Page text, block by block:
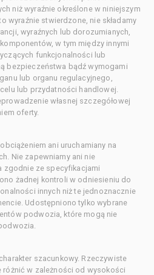
niż wyraźnie określone w niniejszym
wyraźnie stwierdzone, nie składamy
wyraźnych lub dorozumianych,
w tym między innymi
funkcjonalności lub
bezpieczeństwa bądź wymogami
lub organu regulacyjnego,
lub przydatności handlowej.
własnej szczegółowej
oferty.
ani uruchamiany na
Nie zapewniamy ani nie
zgodnie ze specyfikacjami
żadnej kontroli w odniesieniu do
innych niż te jednoznacznie
Udostępniono tylko wybrane
podwozia, które mogą nie
szacunkowy. Rzeczywiste
różnić w zależności od wysokości